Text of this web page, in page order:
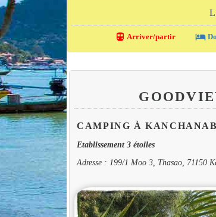
directions_transit Arriver/partir local_hotel
CAMPING À
Etablissement 3 étoiles
Adresse : 199/1 Moo 3, Thasao, 71150